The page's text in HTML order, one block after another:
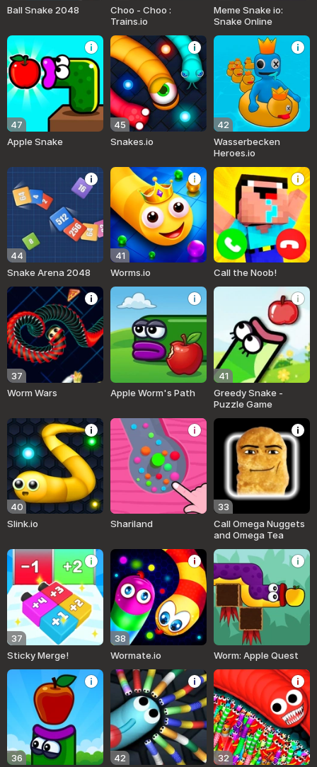
Ball Snake 2048
Choo - Choo :
Trains.io
Meme Snake io:
Snake Online
47
Apple Snake
45
Snakes.io
42
Wasserbecken
Heroes.io
44
Snake Arena 2048
41
Worms.io
Call the Noob!
37
Worm Wars
Apple Worm's Path
41
Greedy Snake -
Puzzle Game
40
Slink.io
Shariland
33
Call Omega Nuggets
and Omega Tea
37
Sticky Merge!
38
Wormate.io
Worm: Apple Quest
36 42 32